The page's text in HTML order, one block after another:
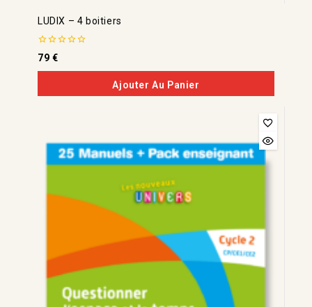
LUDIX – 4 boitiers
0
de
5
79 €
Ajouter Au Panier